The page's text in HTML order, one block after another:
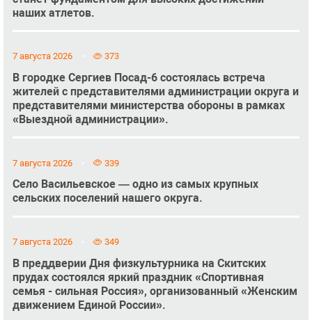
наших атлетов.
7 августа 2026 373
В городке Сергиев Посад-6 состоялась встреча
жителей с представителями администрации округа и
представителями министерства обороны в рамках
«Выездной администрации».
7 августа 2026 339
Село Васильевское — одно из самых крупных
сельских поселений нашего округа.
7 августа 2026 349
В преддверии Дня физкультурника на Скитских
прудах состоялся яркий праздник «Спортивная
семья - сильная Россия», организованный «Женским
движением Единой России».